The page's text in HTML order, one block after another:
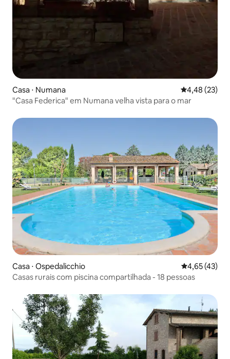
Casa ⋅ Numana 4,48 de uma
4,48 (23)
"Casa Federica" em Numana velha vista para o mar
Casa ⋅ Ospedalicchio 4,65 de uma
4,65 (43)
Casas rurais com piscina compartilhada - 18 pessoas